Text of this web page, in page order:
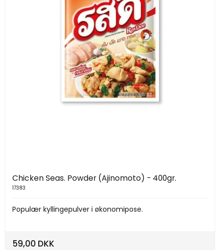
Chicken Seas. Powder (Ajinomoto) - 400gr.
17383
Populær kyllingepulver i økonomipose.
59,00 DKK